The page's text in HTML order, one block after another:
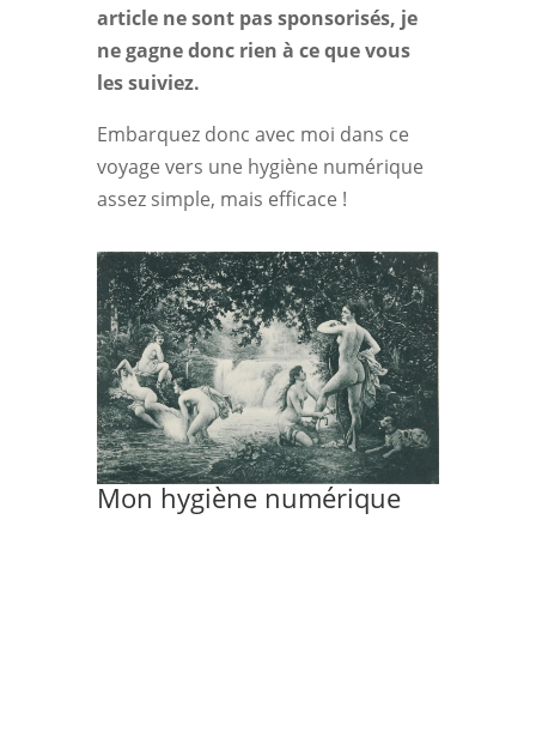
article ne sont pas sponsorisés, je
ne gagne donc rien à ce que vous
les suiviez.
Embarquez donc avec moi dans ce
voyage vers une hygiène numérique
assez simple, mais efficace !
Mon hygiène numérique